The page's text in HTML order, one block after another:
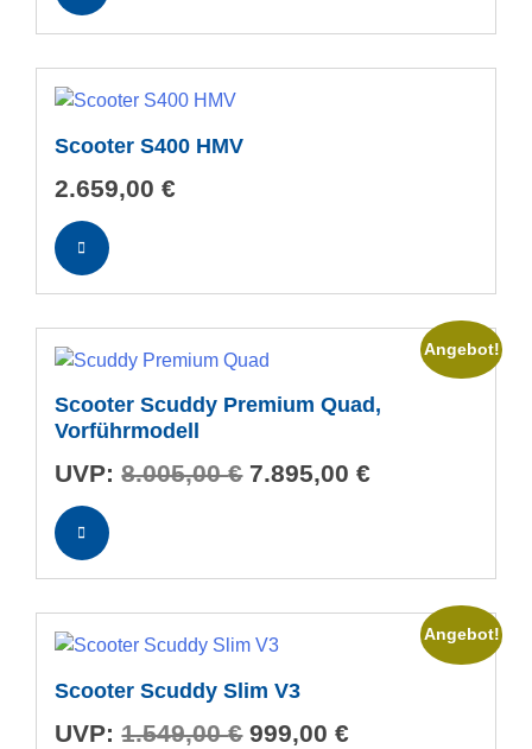
Scooter S400 HMV
2.659,00€
Angebot!
Scooter Scuddy Premium Quad,
Vorführmodell
UVP: 8.005,00€ Ursprünglicher
8.005,00 €
7.895,00€Aktueller
7.895,00 €.
Angebot!
Scooter Scuddy Slim V3
UVP: 1.549,00€ Ursprünglicher
999,00€Aktueller